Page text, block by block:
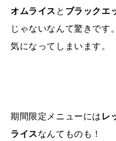
オムライス と ブラックエ
じゃないなんて驚きです。
気になってしまいます。
期間限定メニューには レ
ライスなんてものも！